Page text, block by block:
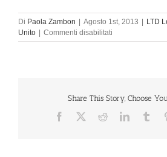
Di Paola Zambon Agosto 1st, 2013
LTD
Unito
Commenti disabilitati
Aprire
nuova
Share This Story, Choose
Facebook RedditLinkedIn